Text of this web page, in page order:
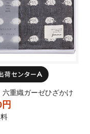
六重織ガーゼひざかけ